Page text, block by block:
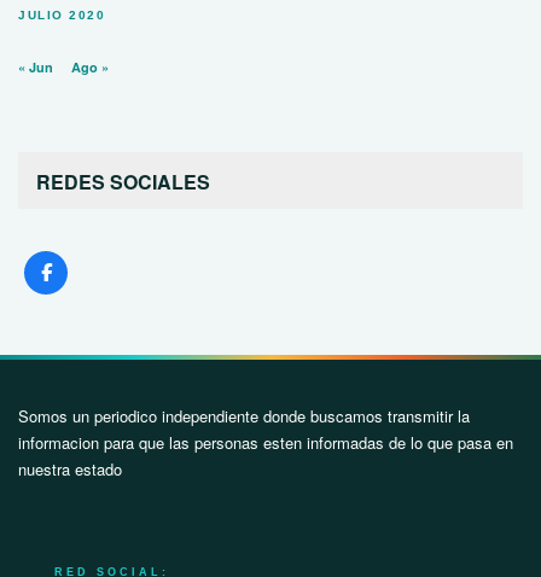
JULIO 2020
« Jun Ago »
REDES SOCIALES
Somos un periodico independiente donde buscamos transmitir la
informacion para que las personas esten informadas de lo que pasa en
nuestra estado
RED SOCIAL: